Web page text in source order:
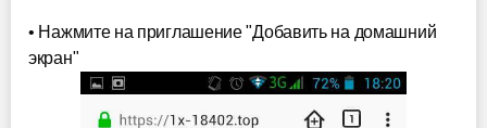
• Нажмите на приглашение "Добавить на домашний
экран"